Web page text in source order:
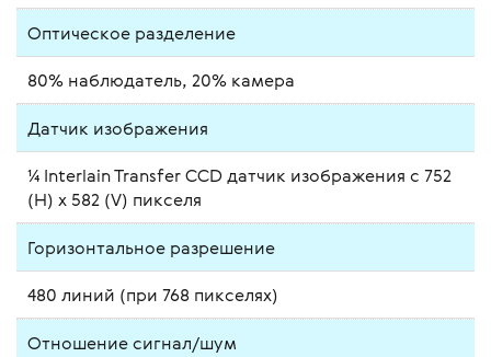
Оптическое разделение
80% наблюдатель, 20% камера
Датчик изображения
¼ Interlain Transfer CCD датчик изображения с 752
(Н) х 582 (V) пикселя
Горизонтальное разрешение
480 линий (при 768 пикселях)
Отношение сигнал/шум